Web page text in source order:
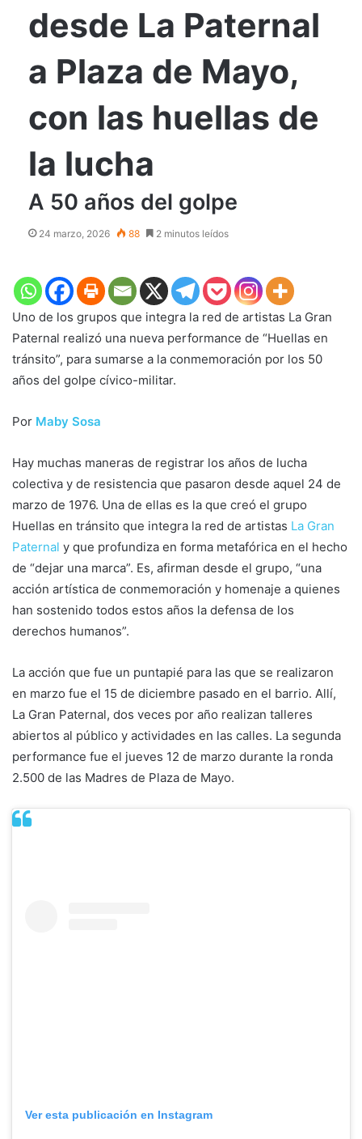
desde La Paternal
a Plaza de Mayo,
con las huellas de
la lucha
A 50 años del golpe
24 marzo, 2026 88 2 minutos leídos
Uno de los grupos que integra la red de artistas La Gran
Paternal realizó una nueva performance de “Huellas en
tránsito”, para sumarse a la conmemoración por los 50
años del golpe cívico-militar.
Por Maby Sosa
Hay muchas maneras de registrar los años de lucha
colectiva y de resistencia que pasaron desde aquel 24 de
marzo de 1976. Una de ellas es la que creó el grupo
Huellas en tránsito que integra la red de artistas La Gran
Paternal y que profundiza en forma metafórica en el hecho
de “dejar una marca”. Es, afirman desde el grupo, “una
acción artística de conmemoración y homenaje a quienes
han sostenido todos estos años la defensa de los
derechos humanos”.
La acción que fue un puntapié para las que se realizaron
en marzo fue el 15 de diciembre pasado en el barrio. Allí,
La Gran Paternal, dos veces por año realizan talleres
abiertos al público y actividades en las calles. La segunda
performance fue el jueves 12 de marzo durante la ronda
2.500 de las Madres de Plaza de Mayo.
Ver esta publicación en Instagram